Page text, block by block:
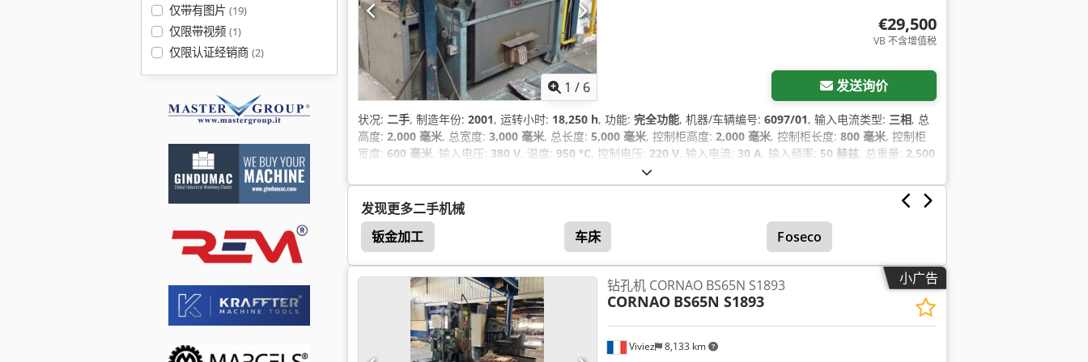
仅带有图片 (19)
仅限带视频 (1)
仅限认证经销商 (2)
1 / 6
€29,500
VB 不含增值税
发送询价
状况: 二手, 制造年份: 2001, 运转小时: 18,250 h, 功能: 完全功能, 机器/车辆编号: 6097/01, 输入电流类型: 三相, 总
高度: 2,000 毫米, 总宽度: 3,000 毫米, 总长度: 5,000 毫米, 控制柜高度: 2,000 毫米, 控制柜长度: 800 毫米, 控制柜
宽度: 600 毫米, 输入电压: 380 V, 温度: 950 °C, 控制电压: 220 V, 输入电流: 30 A, 输入频率: 50 赫兹, 总重量: 2,500
发现更多二手机械
钣金加工
车床 Foseco
小广告
Viviez 8,133 km
钻孔机 CORNAO BS65N S1893
CORNAO BS65N S1893